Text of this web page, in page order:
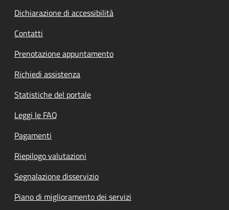
Dichiarazione di accessibilità
Contatti
Prenotazione appuntamento
Richiedi assistenza
Statistiche del portale
Leggi le FAQ
Pagamenti
Riepilogo valutazioni
Segnalazione disservizio
Piano di miglioramento dei servizi